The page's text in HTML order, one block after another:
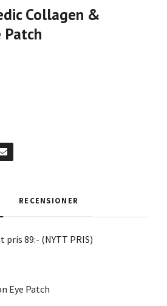
Collagen &
Patch
RECENSIONER
89:- (NYTT PRIS)
Eye Patch